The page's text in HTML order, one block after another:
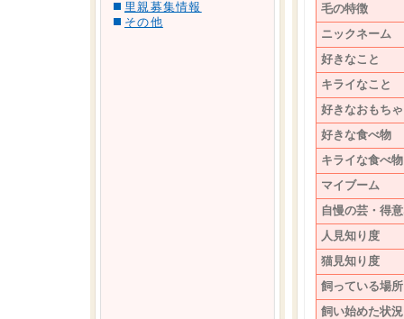
里親募集情報
その他
毛の特徴
ニックネーム
好きなこと
キライなこと
好きなおもちゃ
好きな食べ物
キライな食べ物
マイブーム
自慢の芸・得
人見知り度
猫見知り度
飼っている場所
飼い始めた状況